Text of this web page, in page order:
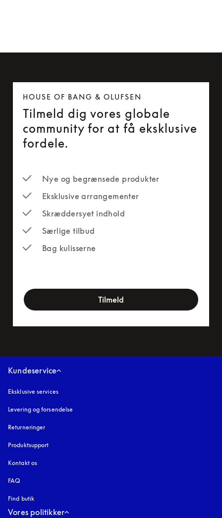
HOUSE OF BANG & OLUFSEN
Tilmeld dig vores globale
community for at få eksklusive
fordele.
Nye og begrænsede produkter
Eksklusive arrangementer
Skræddersyet indhold
Særlige tilbud
Bag kulisserne
Tilmeld
Kundeservice
Eksklusive services
Levering og forsendelse
Returneringer
Produktsupport
Kontakt os
FAQ
Find butik
Vores politikker